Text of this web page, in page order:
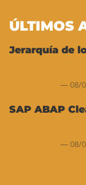
ÚLTIMOS
Jerarquía de
08/
SAP ABAP
08/